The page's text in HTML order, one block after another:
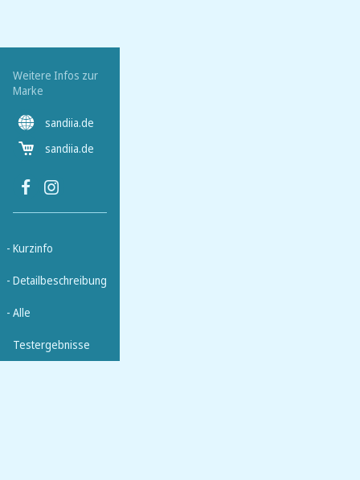
Weitere Infos zur
Marke
sandiia.de
sandiia.de
- Kurzinfo
- Detailbeschreibung
- Alle
Testergebnisse